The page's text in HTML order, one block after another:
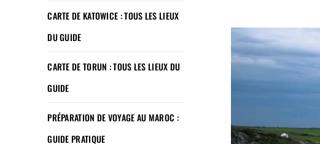
CARTE DE KATOWICE : TOUS LES LIEUX
DU GUIDE
CARTE DE TORUN : TOUS LES LIEUX DU
GUIDE
PRÉPARATION DE VOYAGE AU MAROC :
GUIDE PRATIQUE